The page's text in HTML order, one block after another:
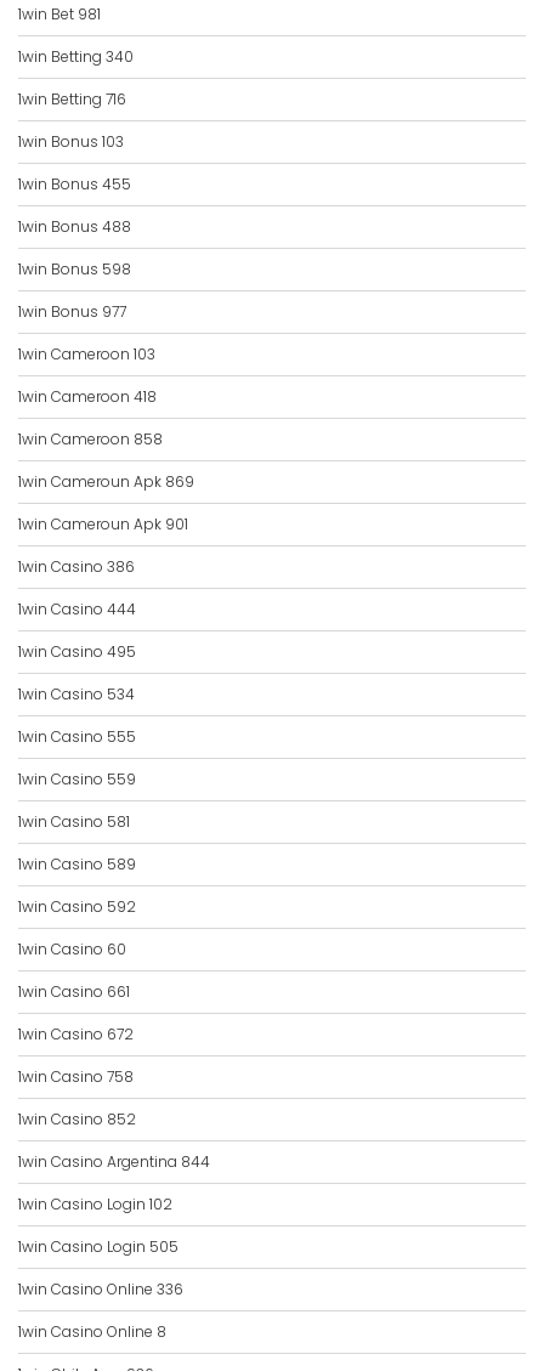
1win Bet 981
1win Betting 340
1win Betting 716
1win Bonus 103
1win Bonus 455
1win Bonus 488
1win Bonus 598
1win Bonus 977
1win Cameroon 103
1win Cameroon 418
1win Cameroon 858
1win Cameroun Apk 869
1win Cameroun Apk 901
1win Casino 386
1win Casino 444
1win Casino 495
1win Casino 534
1win Casino 555
1win Casino 559
1win Casino 581
1win Casino 589
1win Casino 592
1win Casino 60
1win Casino 661
1win Casino 672
1win Casino 758
1win Casino 852
1win Casino Argentina 844
1win Casino Login 102
1win Casino Login 505
1win Casino Online 336
1win Casino Online 8